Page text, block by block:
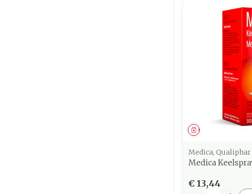
Geneesmiddel
Medica, Qualiphar
Medica
€ 13,44